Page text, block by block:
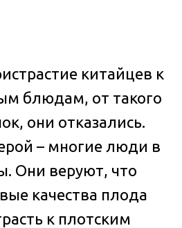
китайцев к
блюдам, от такого
они отказались.
– многие люди в
Они веруют, что
качества плода
к плотским